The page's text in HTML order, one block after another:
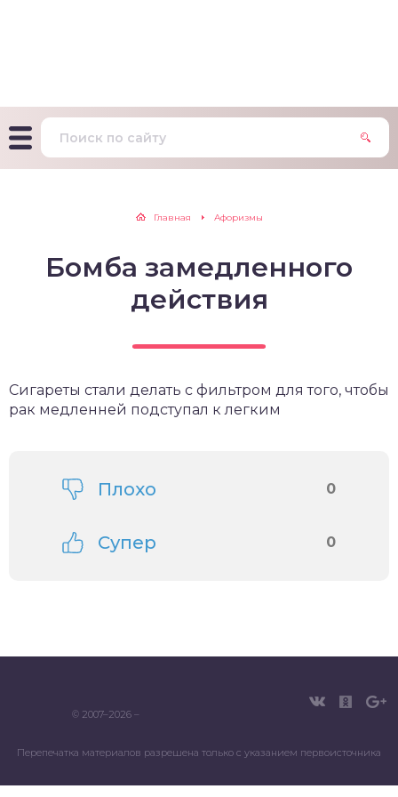
Главная Афоризмы
Бомба замедленного
действия
Сигареты стали делать с фильтром для того, чтобы
рак медленней подступал к легким
Плохо 0
Супер 0
© 2007–2026 –
Перепечатка материалов разрешена только с указанием первоисточника
на определение типа
поведения
зависимости
курильщика –